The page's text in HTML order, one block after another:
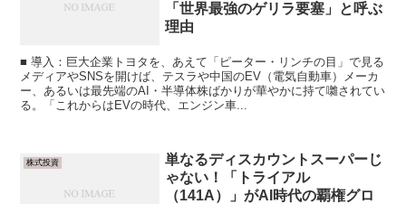
「世界最強のゲリラ要塞」と呼ぶ
理由
■ 導入：巨大企業トヨタを、あえて「ピーター・リンチの目」で見る
メディアやSNSを開けば、テスラや中国のEV（電気自動車）メーカ
ー、あるいは最先端のAI・半導体株ばかりが華やかに持て囃されてい
る。「これからはEVの時代、エンジン車...
株式投資
単なるディスカウントスーパーじ
ゃない！「トライアル
（141A）」がAI時代の覇権グロ